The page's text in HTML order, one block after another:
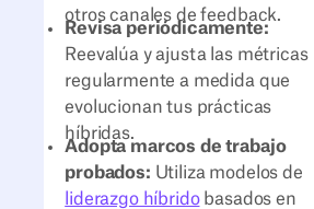
otros canales de feedback.
Revisa periódicamente:
Reevalúa y ajusta las métricas
regularmente a medida que
evolucionan tus prácticas
híbridas.
Adopta marcos de trabajo
probados: Utiliza modelos de
liderazgo híbridobasados en